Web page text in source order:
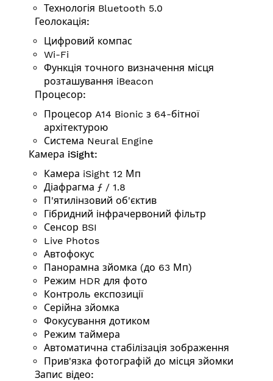
Технологія Bluetooth 5.0
Геолокація:
Цифровий компас
Wi-Fi
Функція точного визначення місця
розташування iBeacon
Процесор:
Процесор A14 Bionic з 64-бітної
архітектурою
Система Neural Engine
Камера iSight:
Камера iSight 12 Мп
Діафрагма ƒ / 1.8
П'ятилінзовий об'єктив
Гібридний інфрачервоний фільтр
Сенсор BSI
Live Photos
Автофокус
Панорамна зйомка (до 63 Мп)
Режим HDR для фото
Контроль експозиції
Серійна зйомка
Фокусування дотиком
Режим таймера
Автоматична стабілізація зображення
Прив'язка фотографій до місця зйомки
Запис відео: